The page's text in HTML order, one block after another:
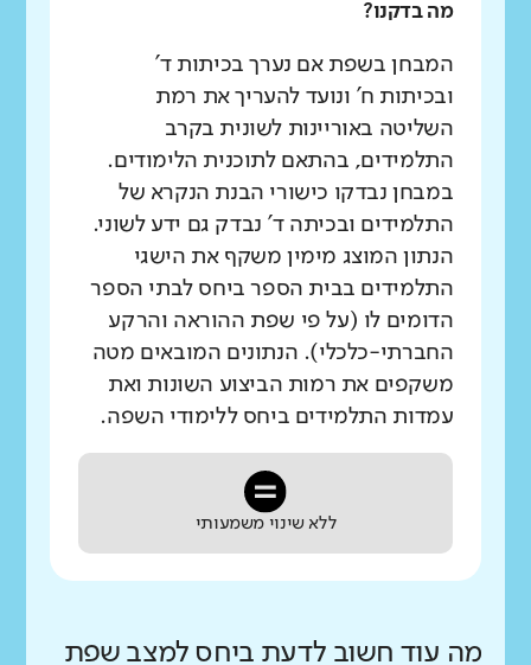
מה בדקנו?
המבחן בשפת אם נערך בכיתות ד'
ובכיתות ח' ונועד להעריך את רמת
השליטה באוריינות לשונית בקרב
התלמידים, בהתאם לתוכנית הלימודים.
במבחן נבדקו כישורי הבנת הנקרא של
התלמידים ובכיתה ד' נבדק גם ידע לשוני.
הנתון המוצג מימין משקף את הישגי
התלמידים בבית הספר ביחס לבתי הספר
הדומים לו (על פי שפת ההוראה והרקע
החברתי-כלכלי). הנתונים המובאים מטה
משקפים את רמות הביצוע השונות ואת
עמדות התלמידים ביחס ללימודי השפה.
ללא שינוי משמעותי
מה עוד חשוב לדעת ביחס למצב שפת